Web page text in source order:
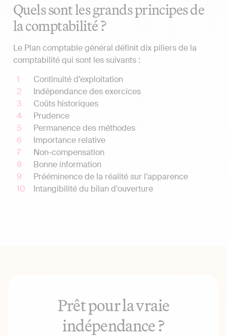
Quels sont les grands principes de
la comptabilité ?
Le Plan comptable général définit dix piliers de la
comptabilité qui sont les suivants :
Continuité d’exploitation
Indépendance des exercices
Coûts historiques
Prudence
Permanence des méthodes
Importance relative
Non-compensation
Bonne information
Prééminence de la réalité sur l’apparence
Intangibilité du bilan d’ouverture
Prêt pour la vraie
indépendance ?